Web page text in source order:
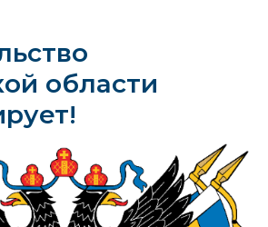
области